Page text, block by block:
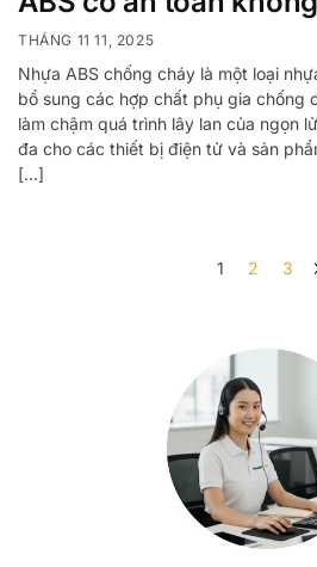
THÁNG 11 11, 2025
Nhựa ABS chống cháy là một loại
bổ sung các hợp chất phụ gia chống
làm chậm quá trình lây lan của ngọn
đa cho các thiết bị điện tử và sản
[…]
1 2 3